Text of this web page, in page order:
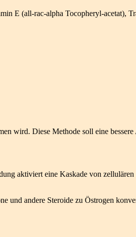
E (all-rac-alpha Tocopheryl-acetat),
wird. Diese Methode soll eine
aktiviert eine Kaskade von
und andere Steroide zu Östrogen